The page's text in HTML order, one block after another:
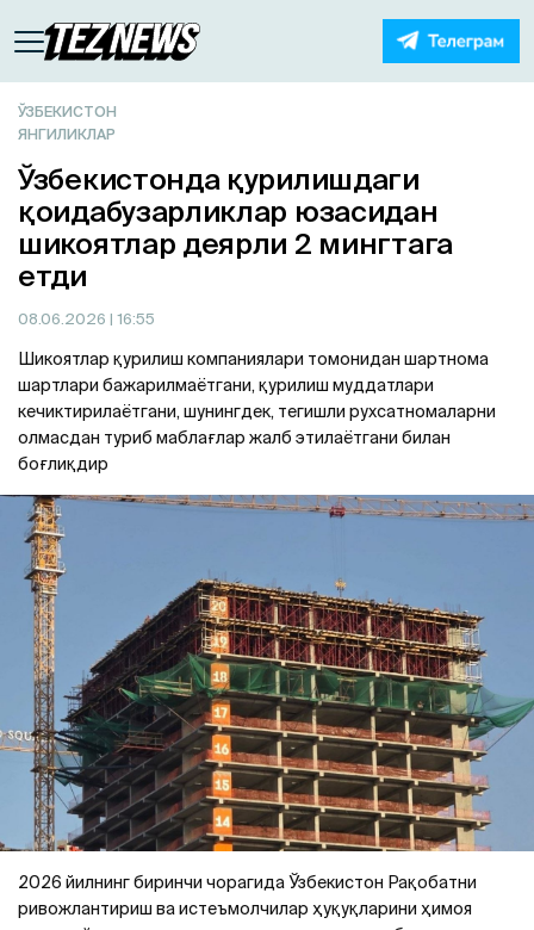
ЎЗБЕКИСТОН
ЯНГИЛИКЛАР
Ўзбекистонда қурилишдаги
қоидабузарликлар юзасидан
шикоятлар деярли 2 мингтага
етди
08.06.2026 | 16:55
Шикоятлар қурилиш компаниялари томонидан шартнома
шартлари бажарилмаётгани, қурилиш муддатлари
кечиктирилаётгани, шунингдек, тегишли рухсатномаларни
олмасдан туриб маблағлар жалб этилаётгани билан
боғлиқдир
2026 йилнинг биринчи чорагида Ўзбекистон Рақобатни
ривожлантириш ва истеъмолчилар ҳуқуқларини ҳимоя